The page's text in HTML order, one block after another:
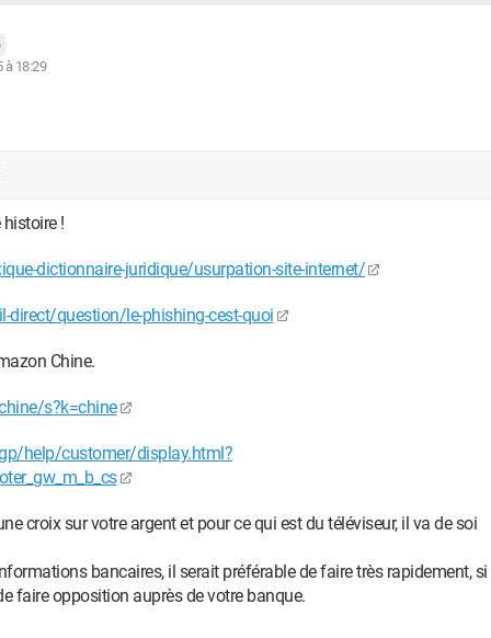
à 18:29
!
dictionnaire-juridique/usurpation-site-internet/
question/le-phishing-cest-quoi
Chine.
s?k=chine
help/customer/display.html?
croix sur votre argent et pour ce qui est du téléviseur, il va de soi
bancaires, il serait préférable de faire très rapidement, si
faire opposition auprès de votre banque.